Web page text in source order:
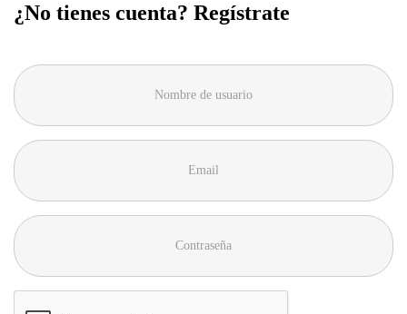
¿No tienes cuenta? Regístrate